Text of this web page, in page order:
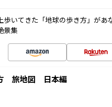
歩いてきた「地球の歩き方」が
景集
旅地図 日本編